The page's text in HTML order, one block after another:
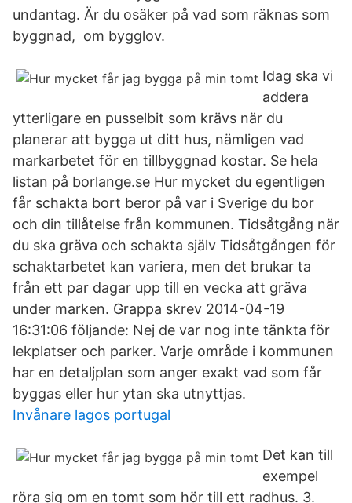
undantag. Är du osäker på vad som räknas som
byggnad, om bygglov.
Idag ska vi
addera
ytterligare en pusselbit som krävs när du
planerar att bygga ut ditt hus, nämligen vad
markarbetet för en tillbyggnad kostar. Se hela
listan på borlange.se Hur mycket du egentligen
får schakta bort beror på var i Sverige du bor
och din tillåtelse från kommunen. Tidsåtgång när
du ska gräva och schakta själv Tidsåtgången för
schaktarbetet kan variera, men det brukar ta
från ett par dagar upp till en vecka att gräva
under marken. Grappa skrev 2014-04-19
16:31:06 följande: Nej de var nog inte tänkta för
lekplatser och parker. Varje område i kommunen
har en detaljplan som anger exakt vad som får
byggas eller hur ytan ska utnyttjas.
Invånare lagos portugal
Det kan till
exempel
röra sig om en tomt som hör till ett radhus. 3.